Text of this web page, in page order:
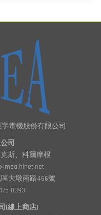
電機股份有限公司
司
斯、科爾摩根
大墩南路466號
0393
(線上商店)